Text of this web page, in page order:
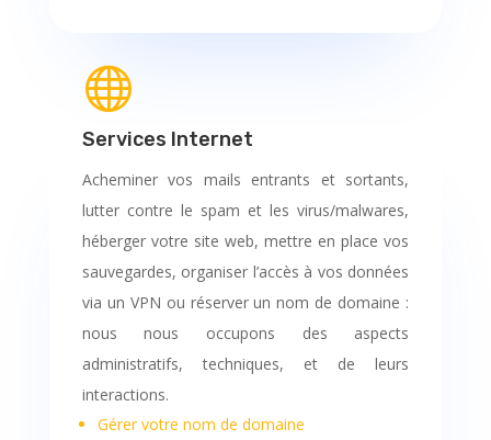

Services Internet
Acheminer vos mails entrants et sortants,
lutter contre le spam et les virus/malwares,
héberger votre site web, mettre en place vos
sauvegardes, organiser l’accès à vos données
via un VPN ou réserver un nom de domaine :
nous nous occupons des aspects
administratifs, techniques, et de leurs
interactions.
Gérer votre nom de domaine